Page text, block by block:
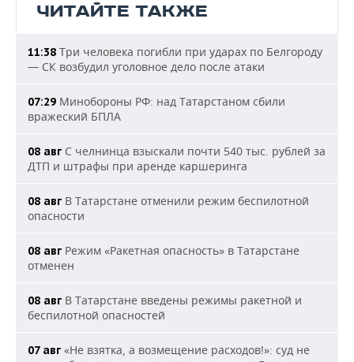
ЧИТАЙТЕ ТАКЖЕ
11:38 Три человека погибли при ударах по Белгороду
— СК возбудил уголовное дело после атаки
07:29 Минобороны РФ: над Татарстаном сбили
вражеский БПЛА
08 авг С челнинца взыскали почти 540 тыс. рублей за
ДТП и штрафы при аренде каршеринга
08 авг В Татарстане отменили режим беспилотной
опасности
08 авг Режим «Ракетная опасность» в Татарстане
отменен
08 авг В Татарстане введены режимы ракетной и
беспилотной опасностей
07 авг «Не взятка, а возмещение расходов!»: суд не